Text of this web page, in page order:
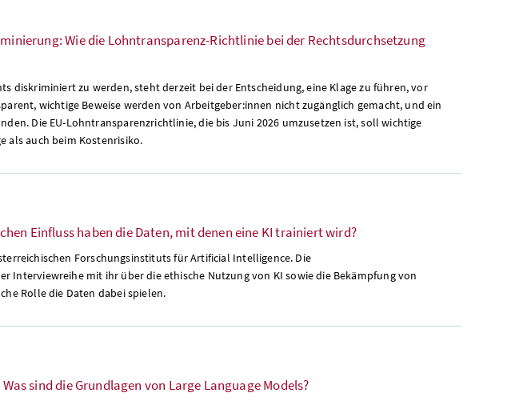
Wie die Lohntransparenz-Richtlinie bei der Rechtsdurchsetzung
diskriminiert zu werden, steht derzeit bei der Entscheidung, eine Klage zu führen, vor
wichtige Beweise werden von Arbeitgeber:innen nicht zugänglich gemacht, und ein
Die EU-Lohntransparenzrichtlinie, die bis Juni 2026 umzusetzen ist, soll wichtige
als auch beim Kostenrisiko.
Einfluss haben die Daten, mit denen eine KI trainiert wird?
Forschungsinstituts für Artificial Intelligence. Die
Interviewreihe mit ihr über die ethische Nutzung von KI sowie die Bekämpfung von
Rolle die Daten dabei spielen.
sind die Grundlagen von Large Language Models?